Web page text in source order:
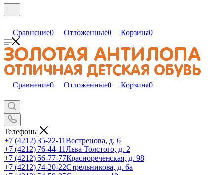
Сравнение0 Отложенные0 Корзина0
Сравнение0 Отложенные0 Корзина0
Телефоны
+7 (4212) 35-22-11Вострецова, д. 6
+7 (4212) 76-44-11Льва Толстого, д. 2
+7 (4212) 56-77-77Краснореченская, д. 98
+7 (4212) 74-20-22Стрельникова, д. 6а